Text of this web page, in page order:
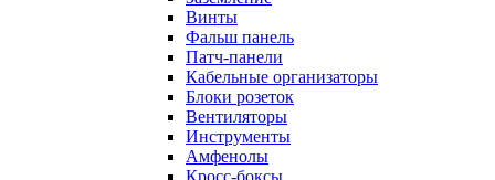
Винты
Фальш панель
Патч-панели
Кабельные организаторы
Блоки розеток
Вентиляторы
Инструменты
Амфенолы
Кросс-боксы